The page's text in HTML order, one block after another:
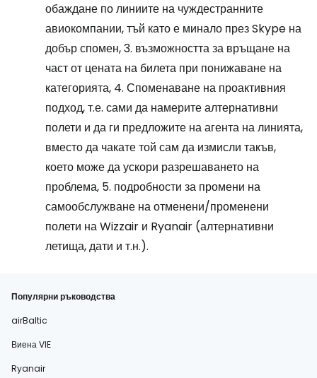
обаждане по линиите на чуждестранните
авиокомпании, тъй като е минало през Skype на
добър спомен, 3. възможността за връщане на
част от цената на билета при понижаване на
категорията, 4. Споменаване на проактивния
подход, т.е. сами да намерите алтернативни
полети и да ги предложите на агента на линията,
вместо да чакате той сам да измисли такъв,
което може да ускори разрешаването на
проблема, 5. подробности за промени на
самообслужване на отменени/променени
полети на Wizzair и Ryanair (алтернативни
летища, дати и т.н.).
Популярни ръководства
airBaltic
Виена VIE
Ryanair